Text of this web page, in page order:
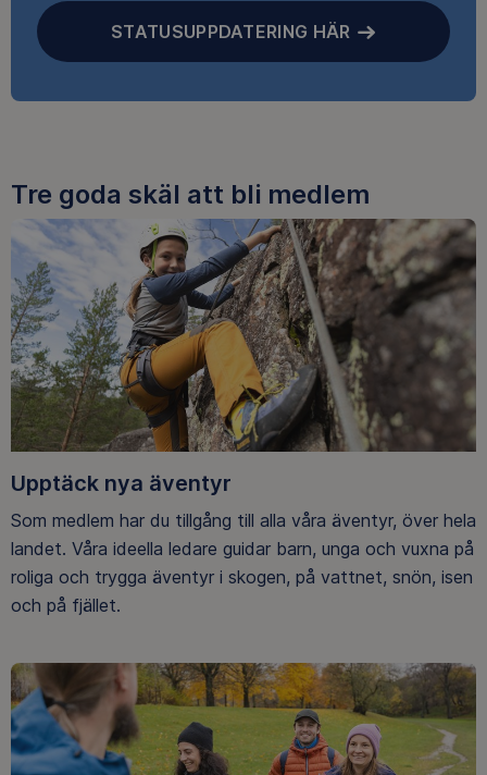
STATUSUPPDATERING HÄR
Tre goda skäl att bli medlem
Upptäck nya äventyr
Som medlem har du tillgång till alla våra äventyr, över hela
landet. Våra ideella ledare guidar barn, unga och vuxna på
roliga och trygga äventyr i skogen, på vattnet, snön, isen
och på fjället.